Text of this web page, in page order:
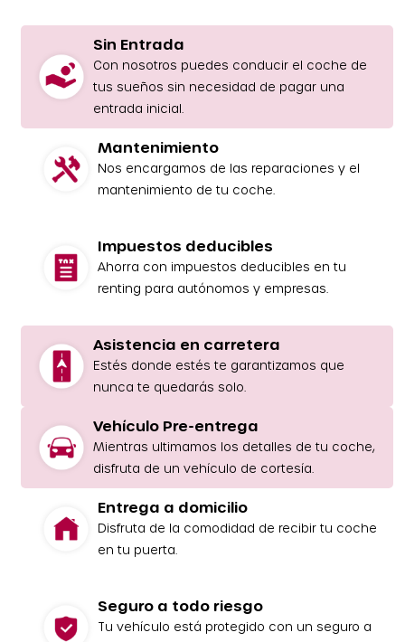
Sin Entrada
Con nosotros puedes conducir el coche de
tus sueños sin necesidad de pagar una
entrada inicial.
Mantenimiento
Nos encargamos de las reparaciones y el
mantenimiento de tu coche.
Impuestos deducibles
Ahorra con impuestos deducibles en tu
renting para autónomos y empresas.
Asistencia en carretera
Estés donde estés te garantizamos que
nunca te quedarás solo.
Vehículo Pre-entrega
Mientras ultimamos los detalles de tu coche,
disfruta de un vehículo de cortesía.
Entrega a domicilio
Disfruta de la comodidad de recibir tu coche
en tu puerta.
Seguro a todo riesgo
Tu vehículo está protegido con un seguro a